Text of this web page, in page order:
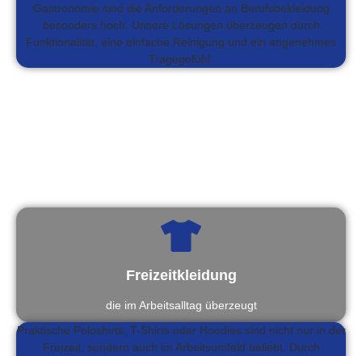
Gastronomie sind die Anforderungen an Berufsbekleidung
besonders hoch. Unsere Lösungen überzeugen durch
Funktionalität, eine einfache Reinigung und ein angenehmes
Tragegefühl.
Freizeitkleidung
die im Arbeitsalltag überzeugt
Praktische Poloshirts, T-Shirts oder Hoodies sind nicht nur in der
Freizeit, sondern auch im Arbeitsumfeld beliebt. Durch